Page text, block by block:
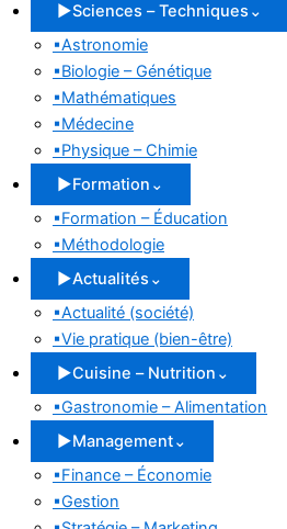
▶Sciences – Techniques ⌄
▪Astronomie
▪Biologie – Génétique
▪Mathématiques
▪Médecine
▪Physique – Chimie
▶Formation ⌄
▪Formation – Éducation
▪Méthodologie
▶Actualités ⌄
▪Actualité (société)
▪Vie pratique (bien-être)
▶Cuisine – Nutrition ⌄
▪Gastronomie – Alimentation
▶Management⌄
▪Finance – Économie
▪Gestion